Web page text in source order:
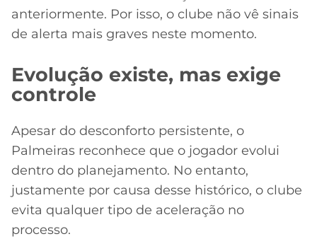
anteriormente. Por isso, o clube não vê sinais
de alerta mais graves neste momento.
Evolução existe, mas exige
controle
Apesar do desconforto persistente, o
Palmeiras reconhece que o jogador evolui
dentro do planejamento. No entanto,
justamente por causa desse histórico, o clube
evita qualquer tipo de aceleração no
processo.